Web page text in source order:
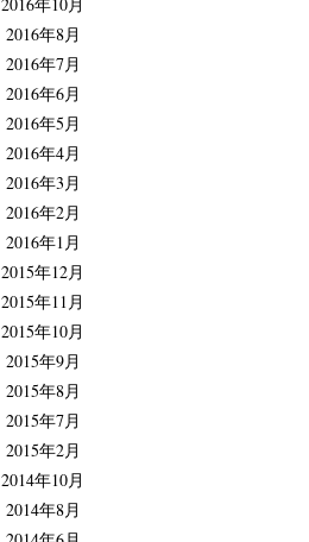
2016年8月
2016年7月
2016年6月
2016年5月
2016年4月
2016年3月
2016年2月
2016年1月
2015年12月
2015年11月
2015年10月
2015年9月
2015年8月
2015年7月
2015年2月
2014年10月
2014年8月